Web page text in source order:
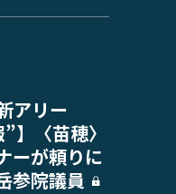
アリー
】〈苗穂〉
ーが頼りに
参院議員